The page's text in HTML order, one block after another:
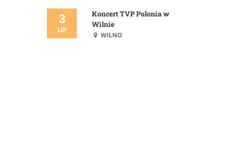
3
LIP
Koncert TVP Polonia w
Wilnie
WILNO